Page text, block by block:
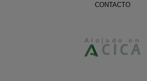
CONTACTO